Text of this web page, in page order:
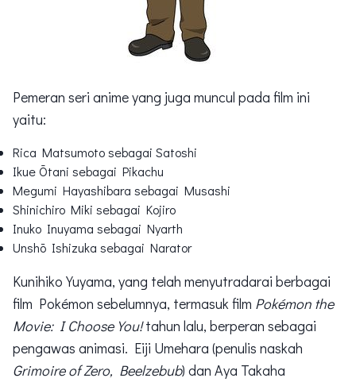
Pemeran seri anime yang juga muncul pada film ini
yaitu:
Rica Matsumoto sebagai Satoshi
Ikue Ōtani sebagai Pikachu
Megumi Hayashibara sebagai Musashi
Shinichiro Miki sebagai Kojiro
Inuko Inuyama sebagai Nyarth
Unshō Ishizuka sebagai Narator
Kunihiko Yuyama, yang telah menyutradarai berbagai
film Pokémon sebelumnya, termasuk film Pokémon the
Movie: I Choose You!tahun lalu, berperan sebagai
pengawas animasi. Eiji Umehara (penulis naskah
Grimoire of Zero, Beelzebub) dan Aya Takaha